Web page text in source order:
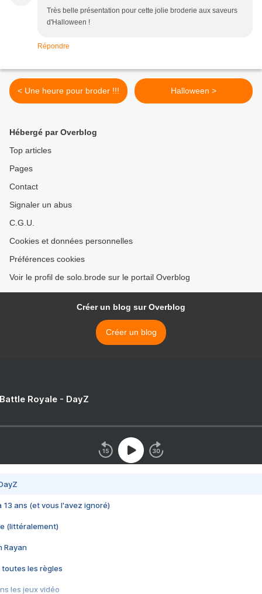
Très belle présentation pour cette jolie broderie aux saveurs
d'Halloween !
Répondre
< Une heure pour broder !!! Halloween >
Hébergé par Overblog
Top articles
Pages
Contact
Signaler un abus
C.G.U.
Cookies et données personnelles
Préférences cookies
Voir le profil de solo.brode sur le portail Overblog
Créer un blog sur Overblog
Créer un blog
Royale - DayZ
13 ans (et vous l'avez ignoré)
(littéralement)
Rayan
toutes les règles
les jeux vidéo